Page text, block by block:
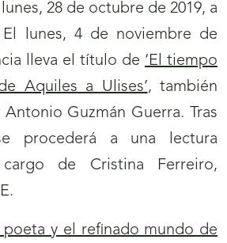
28 de octubre de 2019, a
El lunes, 4 de noviembre de
lleva el título de ‘El tiempo
Aquiles a Ulises’, también
Guzmán Guerra. Tras
procederá a una lectura
de Cristina Ferreiro,
poeta y el refinado mundo de